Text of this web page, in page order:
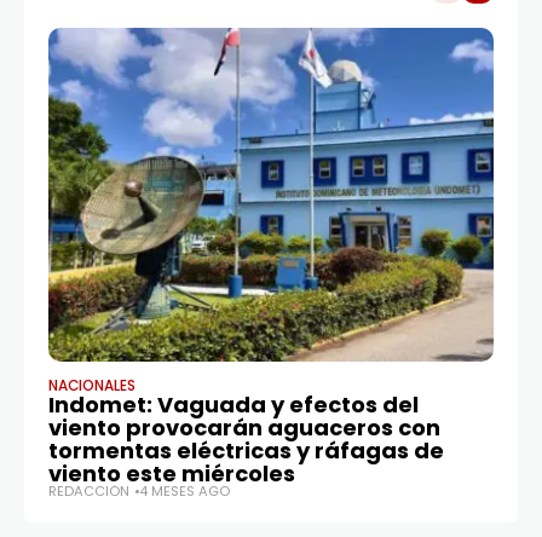
NACIONALES
Indomet: Vaguada y efectos del
viento provocarán aguaceros con
tormentas eléctricas y ráfagas de
viento este miércoles
REDACCIÓN 4 MESES AGO